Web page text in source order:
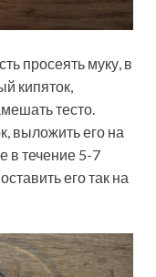
просеять муку, в
кипяток,
тесто.
выложить его на
в течение 5-7
его так на